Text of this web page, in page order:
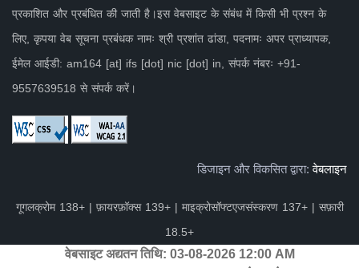
प्रकाशित और प्रबंधित की जाती है।इस वेबसाइट के संबंध में किसी भी प्रश्न के
लिए, कृपया वेब सूचना प्रबंधक नामः श्री प्रशांत ढांडा, पदनामः अपर प्राध्यापक,
ईमेल आईडी: am164 [at] ifs [dot] nic [dot] in, संपर्क नंबरः +91-
9557639518 से संपर्क करें।
डिजाइन और विकसित द्वारा:वेबलाइन
गूगलक्रोम 138+ | फ़ायरफ़ॉक्स 139+ | माइक्रोसॉफ्टएजसंस्करण 137+ | सफ़ारी
18.5+
वेबसाइट अद्यतन तिथि: 03-08-2026 12:00 AM